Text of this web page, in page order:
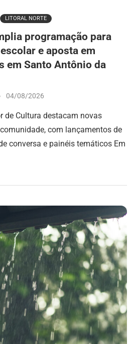
LITORAL NORTE
programação para
e aposta em
em Santo Antônio da
04/08/2026
de Cultura destacam novas
com lançamentos de
conversa e painéis temáticos Em